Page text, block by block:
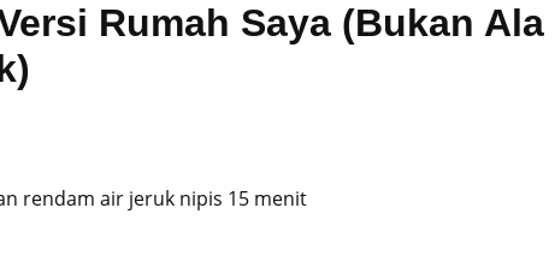
Rumah Saya (Bukan Ala
rendam air jeruk nipis 15 menit